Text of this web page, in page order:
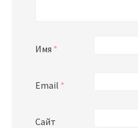
Имя *
Email *
Сайт